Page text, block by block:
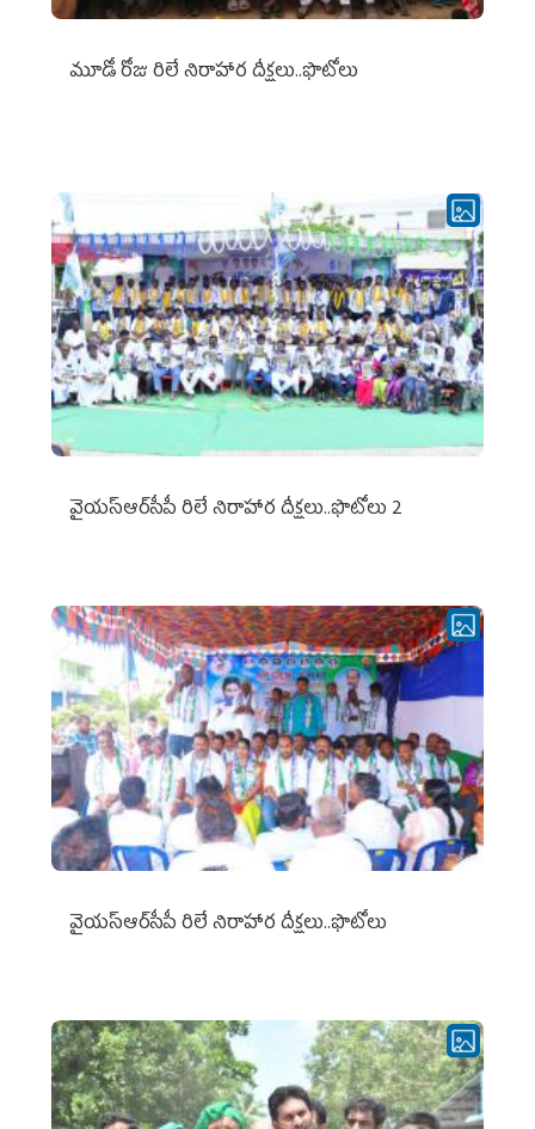
మూడో రోజు రిలే నిరాహార దీక్షలు..ఫొటోలు
వైయ‌స్ఆర్‌సీపీ రిలే నిరాహార దీక్షలు..ఫొటోలు 2
వైయ‌స్ఆర్‌సీపీ రిలే నిరాహార దీక్షలు..ఫొటోలు